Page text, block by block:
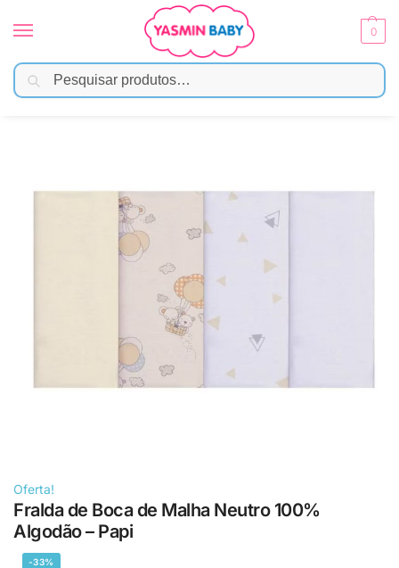
0
Início Enxoval / Fraldas e Pano de Boca
Oferta!
Fralda de Boca de Malha Neutro 100%
Algodão – Papi
-33%